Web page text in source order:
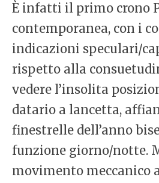
È infatti il primo crono
contemporanea, con i
indicazioni speculari/
rispetto alla
vedere l’insolita
datario a lancetta,
finestrelle dell’anno
funzione giorno/notte.
movimento meccanico